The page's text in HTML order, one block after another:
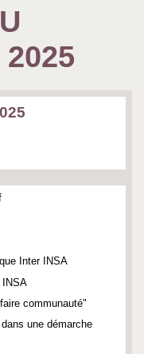
Inter INSA
INSA
communauté"
une démarche